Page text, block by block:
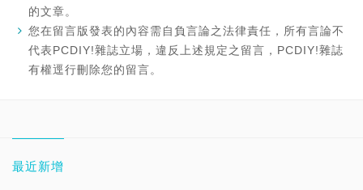
的文章。
您在留言版發表的內容需自負言論之法律責任，所有言論不
代表PCDIY!雜誌立場，違反上述規定之留言，PCDIY!雜誌
有權逕行刪除您的留言。
最近新增